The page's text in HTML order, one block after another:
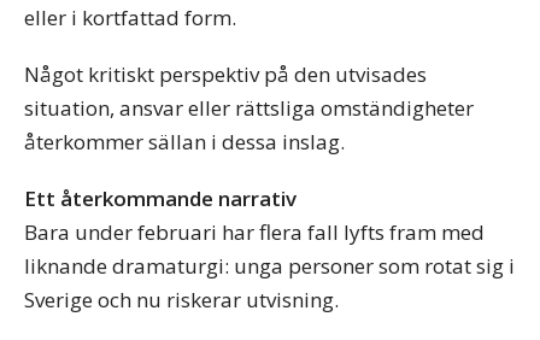
eller i kortfattad form.
Något kritiskt perspektiv på den utvisades
situation, ansvar eller rättsliga omständigheter
återkommer sällan i dessa inslag.
Ett återkommande narrativ
Bara under februari har flera fall lyfts fram med
liknande dramaturgi: unga personer som rotat sig i
Sverige och nu riskerar utvisning.